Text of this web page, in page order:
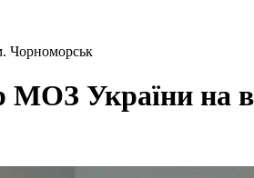
Чорноморськ
України на